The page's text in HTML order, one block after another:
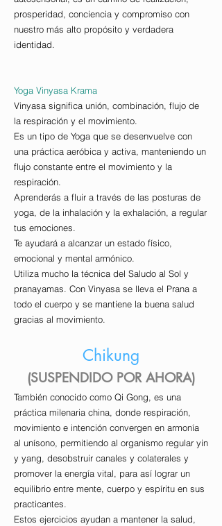
prosperidad, conciencia y compromiso con
nuestro más alto propósito y verdadera
identidad.
Yoga Vinyasa Krama
Vinyasa significa unión, combinación, flujo de
la respiración y el movimiento.
Es un tipo de Yoga que se desenvuelve con
una práctica aeróbica y activa, manteniendo un
flujo constante entre el movimiento y la
respiración.
Aprenderás a fluir a través de las posturas de
yoga, de la inhalación y la exhalación, a regular
tus emociones.
Te ayudará a alcanzar un estado físico,
emocional y mental armónico.
Utiliza mucho la técnica del Saludo al Sol y
pranayamas. Con Vinyasa se lleva el Prana a
todo el cuerpo y se mantiene la buena salud
gracias al movimiento.
Chikung
(SUSPENDIDO POR AHORA)
También conocido como Qi Gong, es una
práctica milenaria china, donde respiración,
movimiento e intención convergen en armonía
al unísono, permitiendo al organismo regular yin
y yang, desobstruir canales y colaterales y
promover la energía vital, para así lograr un
equilibrio entre mente, cuerpo y espíritu en sus
practicantes.
Estos ejercicios ayudan a mantener la salud,